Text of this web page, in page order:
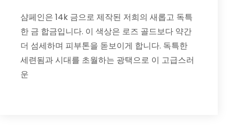
샴페인은 14k 금으로 제작된 저희의 새롭고 독특
한 금 합금입니다. 이 색상은 로즈 골드보다 약간
더 섬세하며 피부톤을 돋보이게 합니다. 독특한
세련됨과 시대를 초월하는 광택으로 이 고급스러
운